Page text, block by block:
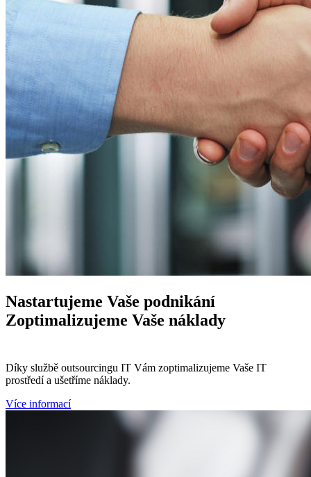
Nastartujeme Vaše podnikání
Zoptimalizujeme Vaše náklady
Díky službě outsourcingu IT Vám zoptimalizujeme Vaše IT
prostředí a ušetříme náklady.
Více informací